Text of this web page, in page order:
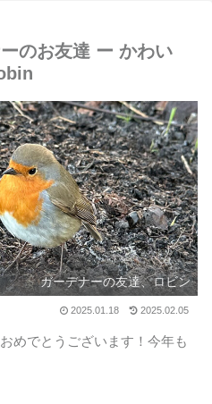
のお友達 ー かわい
ガーデナーの友達、ロビン
2025.01.18 2025.02.05
めでとうございます！今年も